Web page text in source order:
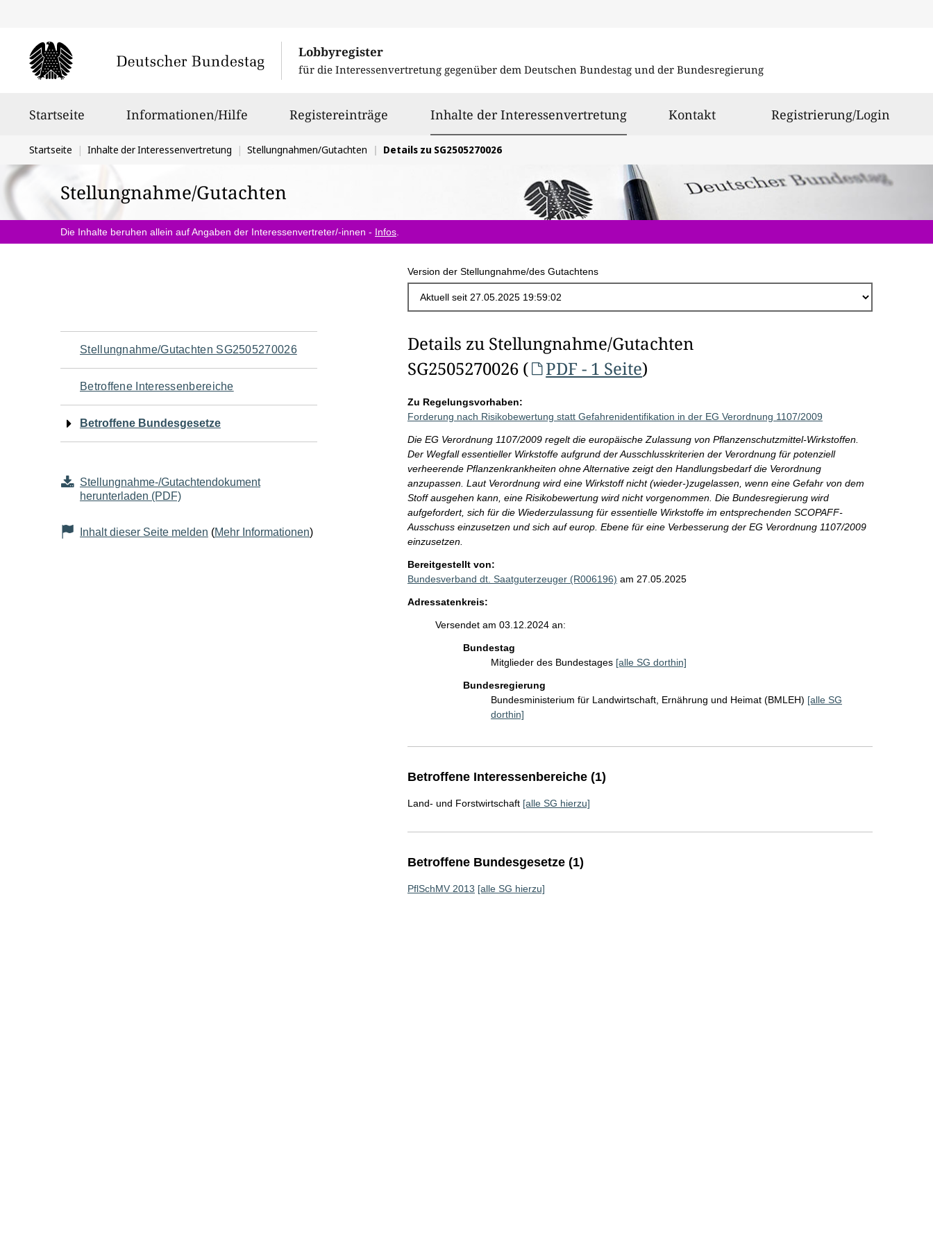
Lobbyregister
für die Interessenvertretung gegenüber dem Deutschen Bundestag und der Bundesregierung
Startseite Informationen/Hilfe Registereinträge Inhalte der Interessenvertretungausgewählt
Kontakt Registrierung/Login
Sie
befinden
sich
hier:
Startseite Inhalte der Interessenvertretung Stellungnahmen/Gutachten Details zu SG2505270026
Stellungnahme/Gutachten
Die Inhalte beruhen allein auf Angaben der Interessenvertreter/-innen - Infos
Version der Stellungnahme/des Gutachtens
Navigation
für
den
Seiteninhalt
Stellungnahme/Gutachten SG2505270026
Betroffene Interessenbereiche
Betroffene Bundesgesetze
Stellungnahme-/Gutachtendokument
herunterladen (PDF)
Inhalt dieser Seite melden (Mehr Informationen)
Details zu Stellungnahme/Gutachten
SG2505270026 (
PDF - 1 Seite)
Zu Regelungsvorhaben:
Forderung nach Risikobewertung statt Gefahrenidentifikation in der EG Verordnung 1107/2009
Die EG Verordnung 1107/2009 regelt die europäische Zulassung von Pflanzenschutzmittel-Wirkstoffen.
Der Wegfall essentieller Wirkstoffe aufgrund der Ausschlusskriterien der Verordnung für potenziell
verheerende Pflanzenkrankheiten ohne Alternative zeigt den Handlungsbedarf die Verordnung
anzupassen. Laut Verordnung wird eine Wirkstoff nicht (wieder-)zugelassen, wenn eine Gefahr von dem
Stoff ausgehen kann, eine Risikobewertung wird nicht vorgenommen. Die Bundesregierung wird
aufgefordert, sich für die Wiederzulassung für essentielle Wirkstoffe im entsprechenden SCOPAFF-
Ausschuss einzusetzen und sich auf europ. Ebene für eine Verbesserung der EG Verordnung 1107/2009
einzusetzen.
Bereitgestellt von:
Bundesverband dt. Saatguterzeuger (R006196) am 27.05.2025
Adressatenkreis:
Versendet am 03.12.2024 an:
Bundestag
Mitglieder des Bundestages [alle SG dorthin]
Bundesregierung
Bundesministerium für Landwirtschaft, Ernährung und Heimat (BMLEH) [alle SG
dorthin]
Betroffene Interessenbereiche (1)
Land- und Forstwirtschaft [alle SG hierzu]
Betroffene Bundesgesetze (1)
PflSchMV 2013 [alle SG hierzu]